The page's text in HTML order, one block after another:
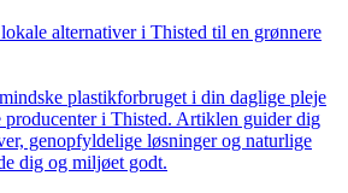
alternativer i Thisted til en grønnere
plastikforbruget i din daglige pleje
producenter i Thisted. Artiklen guider dig
genopfyldelige løsninger og naturlige
dig og miljøet godt.